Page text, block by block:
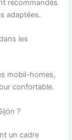
recommandés
adaptées.
les
mobil-homes,
confortable.
?
un cadre